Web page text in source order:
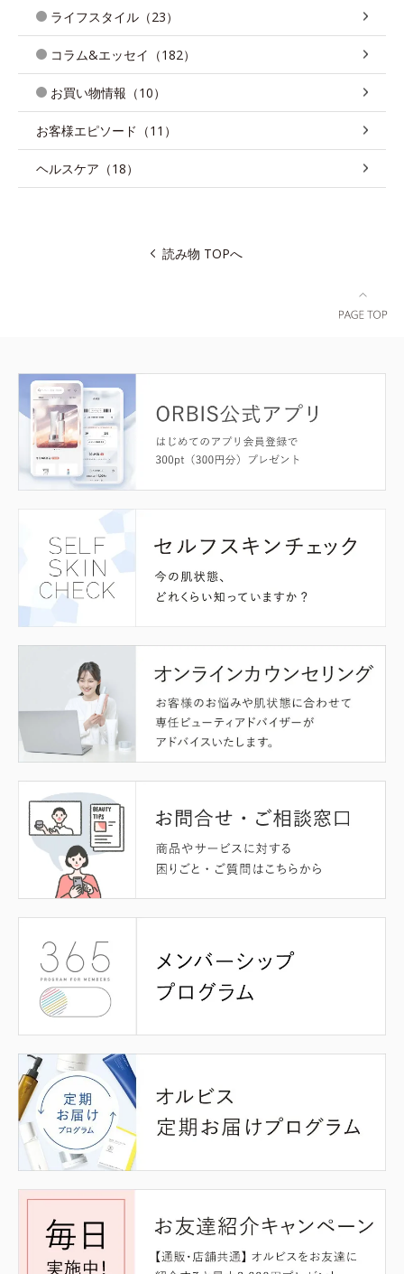
ライフスタイル（23）
コラム&エッセイ（182）
お買い物情報（10）
お客様エピソード（11）
ヘルスケア（18）
読み物 TOPへ